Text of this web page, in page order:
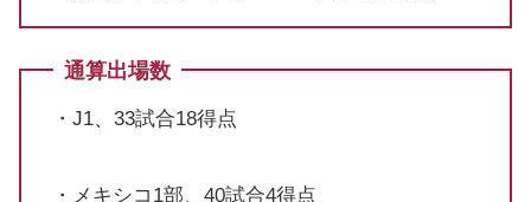
通算出場数
・J1、33試合18得点
・メキシコ1部、40試合4得点